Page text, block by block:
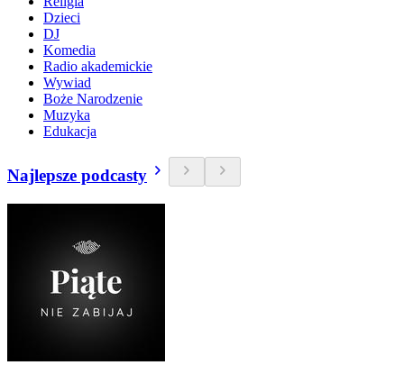
Dzieci
DJ
Komedia
Radio akademickie
Wywiad
Boże Narodzenie
Muzyka
Edukacja
Najlepsze podcasty